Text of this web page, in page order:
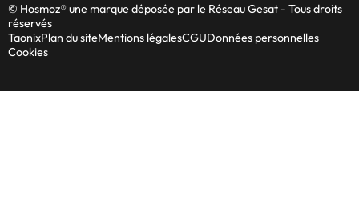
© Hosmoz® une marque déposée par le Réseau Gesat - Tous droits
réservés
TaonixPlan du siteMentions légalesCGUDonnées personnelles
Cookies